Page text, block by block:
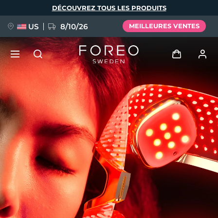
DÉCOUVREZ TOUS LES PRODUITS
US 8/10/26 MEILLEURES VENTES
Se connecter
Profil de l'utilisateur
Mes appareils
Mes commandes
Mes adresses
Mes abonnements
NOUVEAU
FAQ™ Pure Beauty-Tech Elixir
BREAKING NEWS
issa™ Teeth Whitening Set
Langue
English Deutsch
Español
Français
Italiano
Português
Polski
Svenska
Русский
Türkçe
简体中文 繁體中文